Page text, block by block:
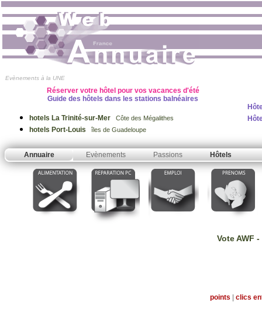
Evènements à la UNE
Réserver votre hôtel pour vos vacances d'été
Guide des hôtels dans les stations balnéaires
hotels La Trinité-sur-Mer Côte des Mégalithes
hotels Port-Louis îles de Guadeloupe
Annuaire Evènements Passions Hôtels
Vote AWF-
points |clics